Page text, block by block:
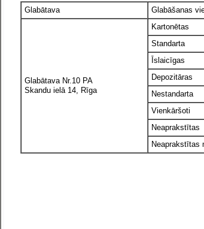
Glabātava
Glabāšanas
Glabātava Nr.10 PA
Skandu ielā 14, Rīga
Kartonētas
Standarta
Īslaicīgas
Depozitāras
Nestandarta
Vienkāršoti
Neaprakstītas
Neaprakstītas